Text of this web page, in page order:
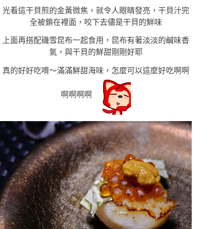
光看這干貝煎的金黃微焦，就令人眼睛發亮，干貝汁完
全被鎖在裡面，咬下去儘是干貝的鮮味
上面再搭配磯雪昆布一起食用，昆布有著淡淡的鹹味香
氣，與干貝的鮮甜剛剛好耶
真的好好吃唷〜滿滿鮮甜海味，怎麼可以這麼好吃啊啊
啊啊啊啊